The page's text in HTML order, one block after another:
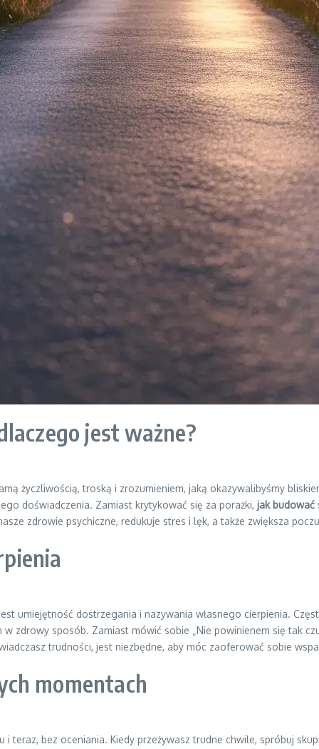
jest ważne?
życzliwością, troską i zrozumieniem, jaką okazywalibyśmy
doświadczenia. Zamiast krytykować się za porażki, jak budować
zdrowie psychiczne, redukuje stres i lęk, a także zwiększa
umiejętność dostrzegania i nazywania własnego cierpienia.
zdrowy sposób. Zamiast mówić sobie „Nie powinienem się tak
trudności, jest niezbędne, aby móc zaoferować sobie
momentach
teraz, bez oceniania. Kiedy przeżywasz trudne chwile, spróbuj